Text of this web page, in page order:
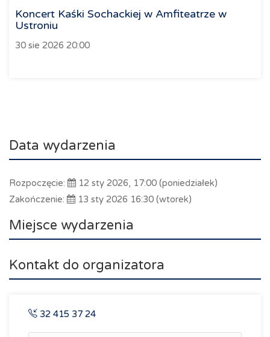
Koncert Kaśki Sochackiej w Amfiteatrze w
Ustroniu
30 sie 2026 20:00
Data wydarzenia
Rozpoczęcie:
12 sty 2026, 17:00 (poniedziałek)
Zakończenie:
13 sty 2026 16:30 (wtorek)
Miejsce wydarzenia
Kontakt do organizatora
32 415 37 24